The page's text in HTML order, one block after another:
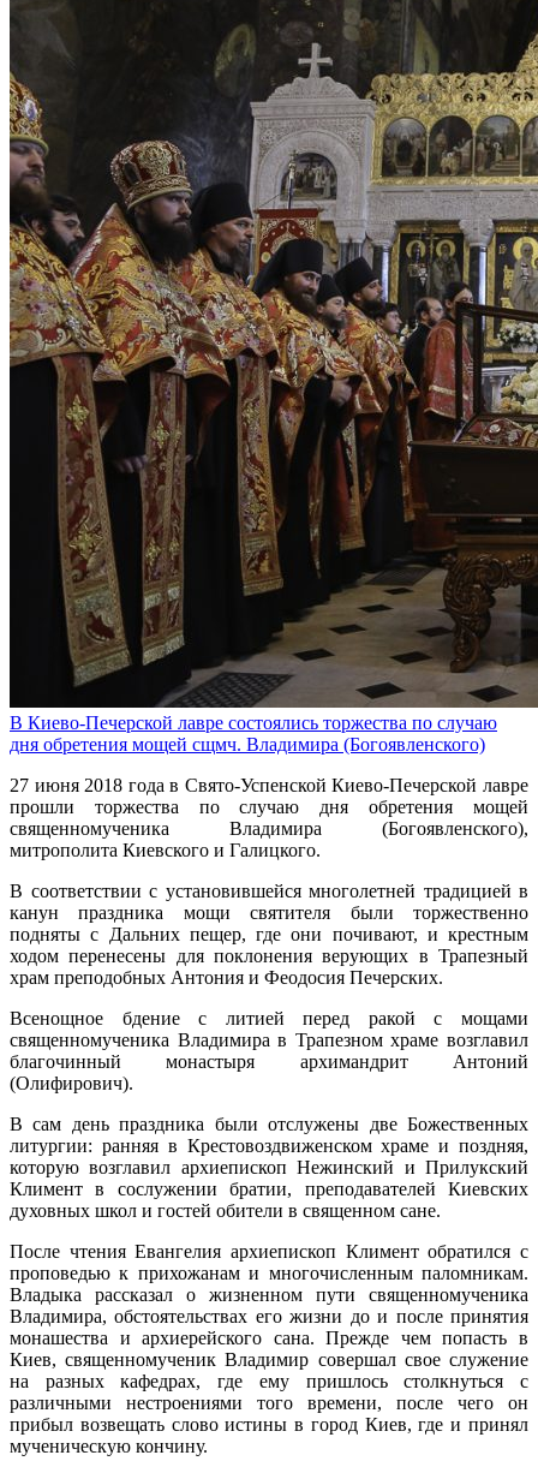
В Киево-Печерской лавре состоялись торжества по случаю
дня обретения мощей сщмч. Владимира (Богоявленского)
27 июня 2018 года в Свято-Успенской Киево-Печерской лавре
прошли торжества по случаю дня обретения мощей
священномученика Владимира (Богоявленского),
митрополита Киевского и Галицкого.
В соответствии с установившейся многолетней традицией в
канун праздника мощи святителя были торжественно
подняты с Дальних пещер, где они почивают, и крестным
ходом перенесены для поклонения верующих в Трапезный
храм преподобных Антония и Феодосия Печерских.
Всенощное бдение с литией перед ракой с мощами
священномученика Владимира в Трапезном храме возглавил
благочинный монастыря архимандрит Антоний
(Олифирович).
В сам день праздника были отслужены две Божественных
литургии: ранняя в Крестовоздвиженском храме и поздняя,
которую возглавил архиепископ Нежинский и Прилукский
Климент в сослужении братии, преподавателей Киевских
духовных школ и гостей обители в священном сане.
После чтения Евангелия архиепископ Климент обратился с
проповедью к прихожанам и многочисленным паломникам.
Владыка рассказал о жизненном пути священномученика
Владимира, обстоятельствах его жизни до и после принятия
монашества и архиерейского сана. Прежде чем попасть в
Киев, священномученик Владимир совершал свое служение
на разных кафедрах, где ему пришлось столкнуться с
различными нестроениями того времени, после чего он
прибыл возвещать слово истины в город Киев, где и принял
мученическую кончину.